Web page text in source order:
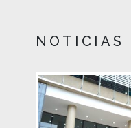
NOTICIAS